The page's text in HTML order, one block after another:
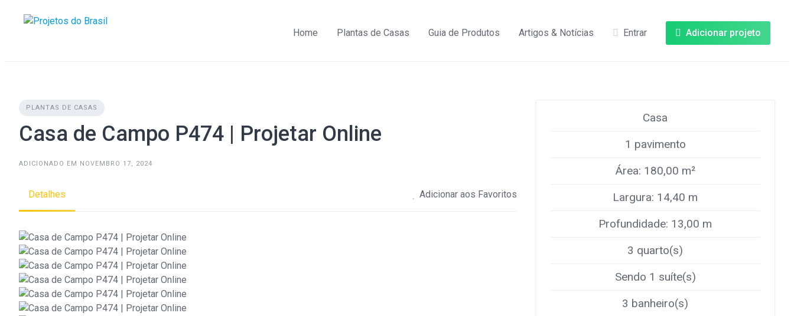
Home Plantas de Casas Guia de Produtos Artigos & Notícias Entrar Adicionar projeto
PLANTAS DE CASAS
Casa de Campo P474 | Projetar Online
ADICIONADO EM NOVEMBRO 17, 2024
Detalhes Adicionar aos Favoritos
Casa
1 pavimento
Área: 180,00 m²
Largura: 14,40 m
Profundidade: 13,00 m
3 quarto(s)
Sendo 1 suíte(s)
3 banheiro(s)